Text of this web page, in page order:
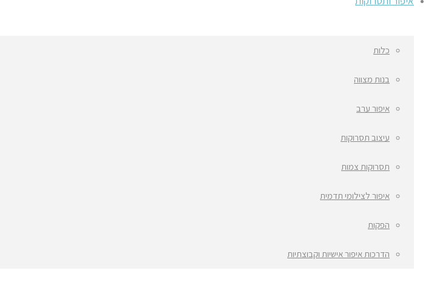
כלות
בנות מצווה
איפור ערב
עיצוב תסרוקות
תסרוקות צמות
איפור לצילומי תדמית
הפקות
הדרכות איפור אישיות וקבוצתיות